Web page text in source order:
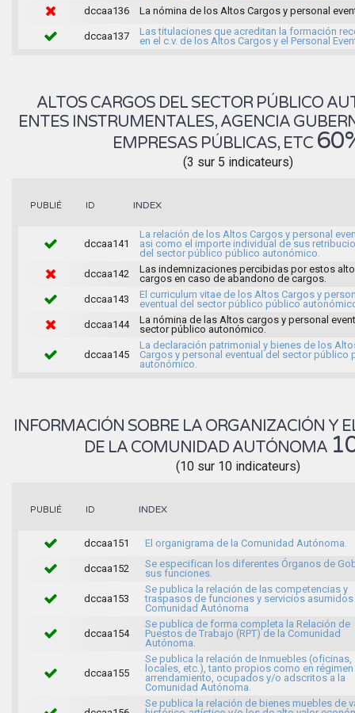
dccaa136
La nómina de los Altos Cargos y personal
dccaa137
Las titulaciones que acreditan la formación
en el c.v. de los Altos Cargos y el Personal
ALTOS CARGOS DEL SECTOR PÚBLICO
ENTES INSTRUMENTALES, AGENCIA
EMPRESAS PÚBLICAS, ETC
(3 sur 5 indicateurs)
PUBLIÉ ID INDEX
dccaa141
La relación de los Altos Cargos y personal
asi como el importe individual de sus
del sector público público autonómico.
dccaa142
Las indemnizaciones percibidas por estos
cargos en caso de abandono de cargos.
dccaa143
El curriculum vitae de los Altos Cargos y
eventual del sector público público
dccaa144
La nómina de las Altos cargos y personal
sector público autonómico.
dccaa145
La declaración patrimonial y bienes de los
Cargos y personal eventual del sector público
autonómico.
INFORMACIÓN SOBRE LA ORGANIZACIÓN Y
DE LA COMUNIDAD AUTÓNOMA
(10 sur 10 indicateurs)
PUBLIÉ ID INDEX
dccaa151 El organigrama de la Comunidad Autónoma.
dccaa152
Se especifican los diferentes Órganos de
sus funciones.
dccaa153
Se publica la relación de las competencias y
traspasos de funciones y servicios
Comunidad Autónoma
dccaa154
Se publica de forma completa la Relación de
Puestos de Trabajo (RPT) de la Comunidad
Autónoma.
dccaa155
Se publica la relación de Inmuebles (oficinas,
locales, etc.), tanto propios como en
arrendamiento, ocupados y/o adscritos a la
Comunidad Autónoma.
Se publica la relación de bienes muebles de